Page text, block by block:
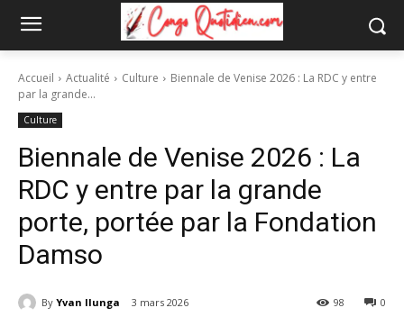
Accueil Actualité Culture
Biennale de Venise 2026 : La RDC y entre
par la grande...
Culture
Biennale de Venise 2026 : La
RDC y entre par la grande
porte, portée par la Fondation
Damso
By Yvan Ilunga 3 mars 2026 0
98